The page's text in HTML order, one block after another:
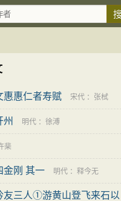
惠惠仁者寿赋 宋代 ： 张栻
州 明代 ： 徐溥
棐
金刚 其一 明代 ： 释今无
友三人①游黄山登飞来石以